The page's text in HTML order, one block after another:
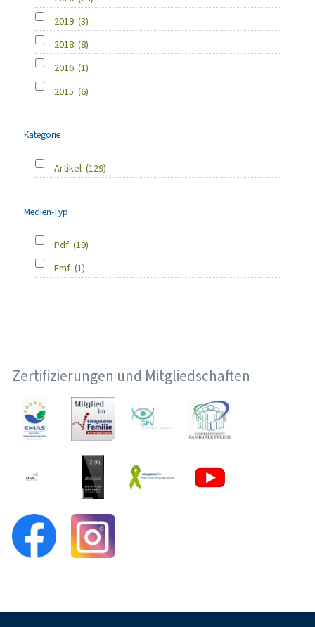
2019 (3)
2018 (8)
2016 (1)
2015 (6)
Kategorie
Artikel (129)
Medien-Typ
Pdf (19)
Emf (1)
Zertifizierungen und Mitgliedschaften